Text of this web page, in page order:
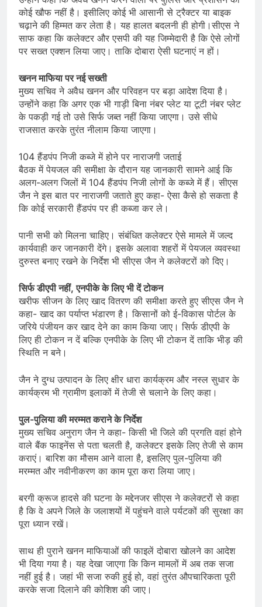
कोई खौफ नहीं है। इसीलिए कोई भी आसानी से ट्रैक्टर या बाइक
चढ़ाने की हिम्मत कर लेता है। यह हालत बदलनी ही होगी।सीएस ने
साफ कहा कि कलेक्टर और एसपी की यह जिम्मेदारी है कि ऐसे लोगों
पर सख्त एक्शन लिया जाए। ताकि दोबारा ऐसी घटनाएं न हों।
खनन माफिया पर नई सख्ती
मुख्य सचिव ने अवैध खनन और परिवहन पर बड़ा आदेश दिया है।
उन्होंने कहा कि अगर एक भी गाड़ी बिना नंबर प्लेट या टूटी नंबर प्लेट
के पकड़ी गई तो उसे सिर्फ जब्त नहीं किया जाएगा। उसे सीधे
राजसात करके तुरंत नीलाम किया जाएगा।
104 हैंडपंप निजी कब्जे में होने पर नाराजगी जताई
बैठक में पेयजल की समीक्षा के दौरान यह जानकारी सामने आई कि
अलग-अलग जिलों में 104 हैंडपंप निजी लोगों के कब्जे में हैं। सीएस
जैन ने इस बात पर नाराजगी जताते हुए कहा- ऐसा कैसे हो सकता है
कि कोई सरकारी हैंडपंप पर ही कब्जा कर ले।
पानी सभी को मिलना चाहिए। संबंधित कलेक्टर ऐसे मामले में जल्द
कार्यवाही कर जानकारी देंगे। इसके अलावा शहरों में पेयजल व्यवस्था
दुरुस्त बनाए रखने के निर्देश भी सीएस जैन ने कलेक्टरों को दिए।
सिर्फ डीएपी नहीं, एनपीके के लिए भी दें टोकन
खरीफ सीजन के लिए खाद वितरण की समीक्षा करते हुए सीएस जैन ने
कहा- खाद का पर्याप्त भंडारण है। किसानों को ई-विकास पोर्टल के
जरिये पंजीयन कर खाद देने का काम किया जाए। सिर्फ डीएपी के
लिए ही टोकन न दें बल्कि एनपीके के लिए भी टोकन दें ताकि भीड़ की
स्थिति न बने।
जैन ने दुग्ध उत्पादन के लिए क्षीर धारा कार्यक्रम और नस्ल सुधार के
कार्यक्रम भी ग्रामीण इलाकों में तेजी से चलाने के लिए कहा।
पुल-पुलिया की मरम्मत कराने के निर्देश
मुख्य सचिव अनुराग जैन ने कहा- किसी भी जिले की प्रगति वहां होने
वाले बैंक फाइनेंस से पता चलती है, कलेक्टर इसके लिए तेजी से काम
कराएं। बारिश का मौसम आने वाला है, इसलिए पुल-पुलिया की
मरम्मत और नवीनीकरण का काम पूरा करा लिया जाए।
बरगी क्रूज हादसे की घटना के मद्देनजर सीएस ने कलेक्टरों से कहा
है कि वे अपने जिले के जलाशयों में पहुंचने वाले पर्यटकों की सुरक्षा का
पूरा ध्यान रखें।
साथ ही पुराने खनन माफियाओं की फाइलें दोबारा खोलने का आदेश
भी दिया गया है। यह देखा जाएगा कि किन मामलों में अब तक सजा
नहीं हुई है। जहां भी सजा रुकी हुई हो, वहां तुरंत औपचारिकता पूरी
करके सजा दिलाने की कोशिश की जाए।